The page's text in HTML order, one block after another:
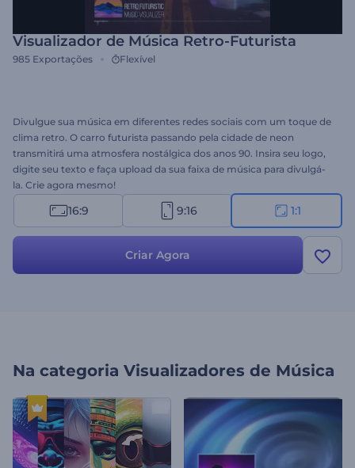
Visualizador de Música Retro-Futurista
985 Exportações Flexível
Divulgue sua música em diferentes redes sociais com um toque de
clima retro. O carro futurista passando pela cidade de neon
transmitirá uma atmosfera nostálgica dos anos 90. Insira seu logo,
digite seu texto e faça upload da sua faixa de música para divulgá-
la. Crie agora mesmo!
16:9 9:16 1:1
Criar Agora
Na categoria Visualizadores de Música